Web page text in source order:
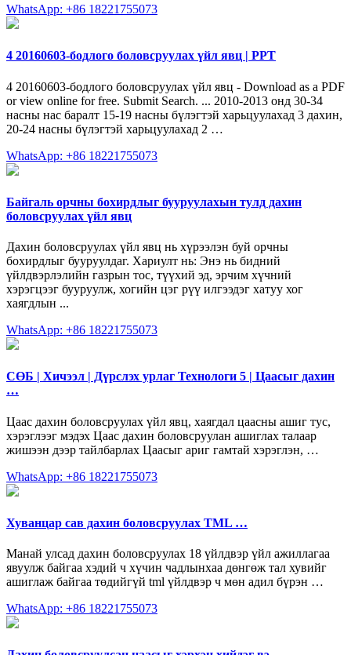
WhatsApp: +86 18221755073
4 20160603-бодлого боловсруулах үйл явц | PPT
4 20160603-бодлого боловсруулах үйл явц - Download as a PDF
or view online for free. Submit Search. ... 2010-2013 онд 30-34
насны нас баралт 15-19 насны бүлэгтэй харьцуулахад 3 дахин,
20-24 насны бүлэгтэй харьцуулахад 2 …
WhatsApp: +86 18221755073
Байгаль орчны бохирдлыг бууруулахын тулд дахин
боловсруулах үйл явц
Дахин боловсруулах үйл явц нь хүрээлэн буй орчны
бохирдлыг бууруулдаг. Хариулт нь: Энэ нь бидний
үйлдвэрлэлийн газрын тос, түүхий эд, эрчим хүчний
хэрэгцээг бууруулж, хогийн цэг рүү илгээдэг хатуу хог
хаягдлын ...
WhatsApp: +86 18221755073
СӨБ | Хичээл | Дүрслэх урлаг Технологи 5 | Цаасыг дахин
…
Цаас дахин боловсруулах үйл явц, хаягдал цаасны ашиг тус,
хэрэглээг мэдэх Цаас дахин боловсруулан ашиглах талаар
жишээн дээр тайлбарлах Цаасыг ариг гамтай хэрэглэн, …
WhatsApp: +86 18221755073
Хуванцар сав дахин боловсруулах TML …
Манай улсад дахин боловсруулах 18 үйлдвэр үйл ажиллагаа
явуулж байгаа хэдий ч хүчин чадлынхаа дөнгөж тал хувийг
ашиглаж байгаа төдийгүй tml үйлдвэр ч мөн адил бүрэн …
WhatsApp: +86 18221755073